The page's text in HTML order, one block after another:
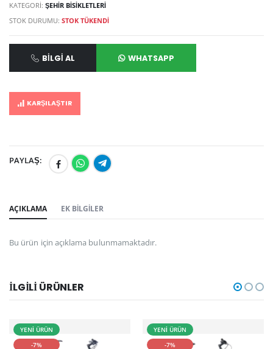
KATEGORİ:ŞEHIR BISIKLETLERI
STOK DURUMU:STOK TÜKENDI
BILGI AL WHATSAPP
KARŞILAŞTIR
PAYLAŞ:
AÇIKLAMA EK BILGILER
Bu ürün için açıklama bulunmamaktadır.
İLGILI ÜRÜNLER
YENİ ÜRÜN
-7%
YENİ ÜRÜN
-7%